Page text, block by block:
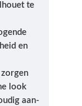
te
en
look
aan-